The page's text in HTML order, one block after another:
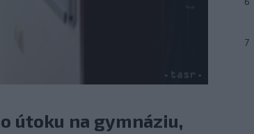
útoku na gymnáziu,
7